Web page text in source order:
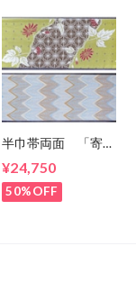
半巾帯両面 「寄り
ミルフィーユ」
59kimono
¥24,750
50%OFF